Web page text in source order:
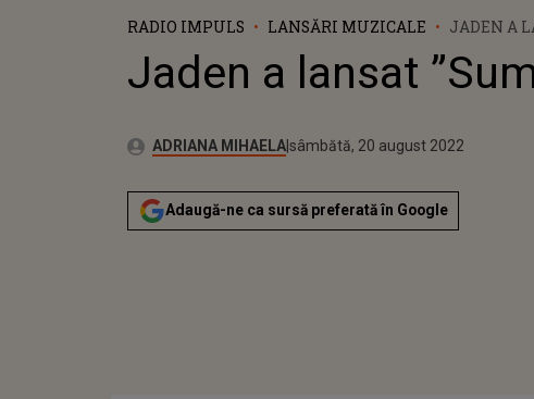
RADIO IMPULS LANSĂRI MUZICALE JADEN A
Jaden a lansat
Autor:ADRIANA MIHAELAPublicat:
vineri, 20 august 2021
Actualizat:
sâmbătă, 20 august 2022
Adaugă-ne ca sursă preferată în Google